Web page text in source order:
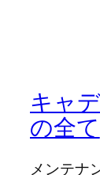
キャ
の全て
メンテナ